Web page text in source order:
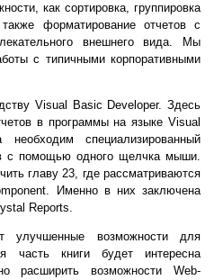
как сортировка, группировка
форматирование отчетов с
внешнего вида. Мы
с типичными корпоративными
Visual Basic Developer. Здесь
в программы на языке Visual
специализированный
с помощью одного щелчка мыши.
главу 23, где рассматриваются
Именно в них заключена
Reports.
улучшенные возможности для
часть книги будет интересна
расширить возможности Web-